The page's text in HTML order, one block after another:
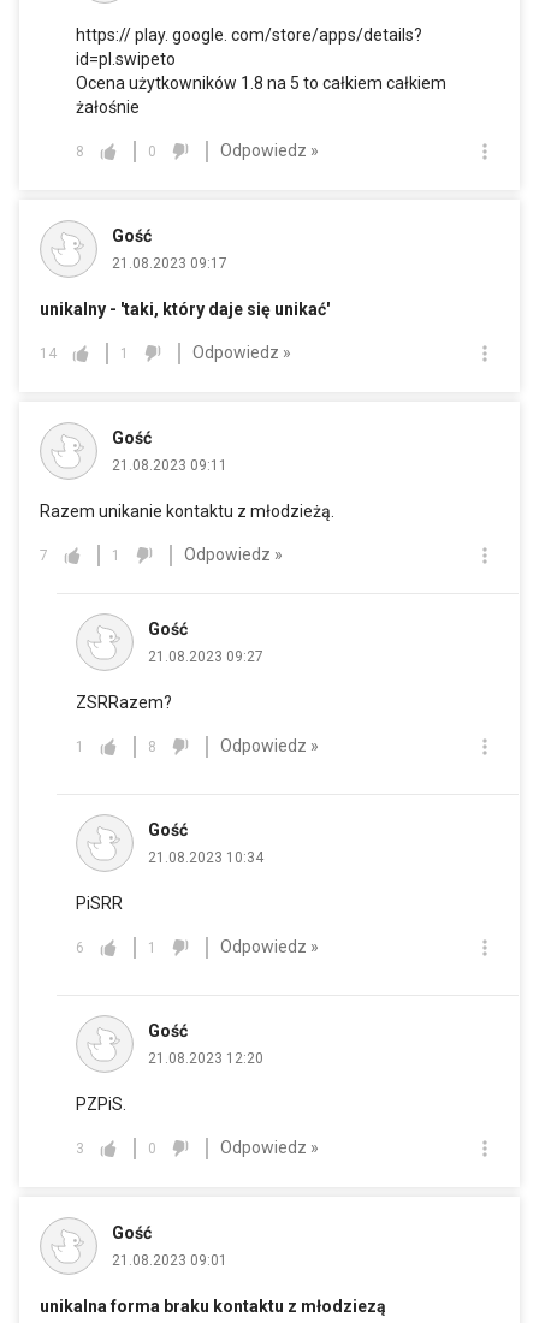
https:// play. google. com/store/apps/details?
id=pl.swipeto
Ocena użytkowników 1.8 na 5 to całkiem całkiem
żałośnie
8 0 Odpowiedz »
Gość
21.08.2023 09:17
unikalny - 'taki, który daje się unikać'
14 1 Odpowiedz »
Gość
21.08.2023 09:11
Razem unikanie kontaktu z młodzieżą.
7 1 Odpowiedz »
Gość
21.08.2023 09:27
ZSRRazem?
1 8 Odpowiedz »
Gość
21.08.2023 10:34
PiSRR
6 1 Odpowiedz »
Gość
21.08.2023 12:20
PZPiS.
3 0 Odpowiedz »
Gość
21.08.2023 09:01
unikalna forma braku kontaktu z młodziezą